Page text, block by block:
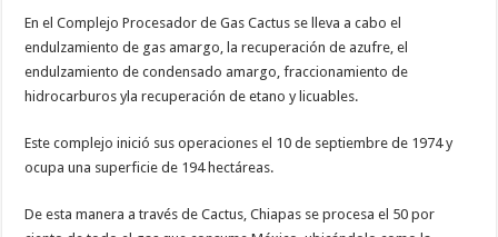
En el Complejo Procesador de Gas Cactus se lleva a cabo el
endulzamiento de gas amargo, la recuperación de azufre, el
endulzamiento de condensado amargo, fraccionamiento de
hidrocarburos yla recuperación de etano y licuables.
Este complejo inició sus operaciones el 10 de septiembre de 1974 y
ocupa una superficie de 194 hectáreas.
De esta manera a través de Cactus, Chiapas se procesa el 50 por